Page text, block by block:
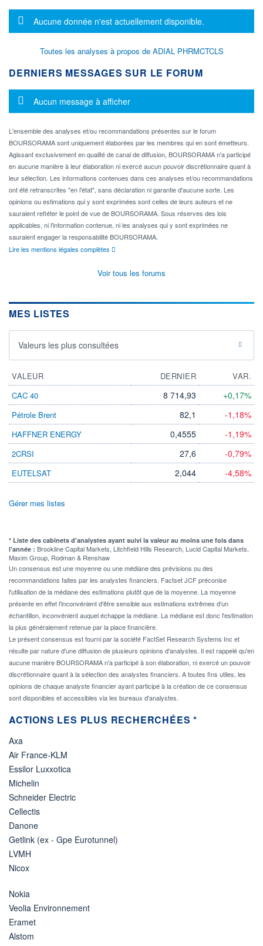
Message d'information
Aucune donnée n'est actuellement disponible.
Toutes les analyses à propos de ADIAL PHRMCTCLS
DERNIERS MESSAGES SUR LE FORUM
Message d'information
Aucun message à afficher
L'ensemble des analyses et/ou recommandations présentes sur le forum
BOURSORAMA sont uniquement élaborées par les membres qui en sont émetteurs.
Agissant exclusivement en qualité de canal de diffusion, BOURSORAMA n'a participé
en aucune manière à leur élaboration ni exercé aucun pouvoir discrétionnaire quant à
leur sélection. Les informations contenues dans ces analyses et/ou recommandations
ont été retranscrites "en l'état", sans déclaration ni garantie d'aucune sorte. Les
opinions ou estimations qui y sont exprimées sont celles de leurs auteurs et ne
sauraient refléter le point de vue de BOURSORAMA. Sous réserves des lois
applicables, ni l'information contenue, ni les analyses qui y sont exprimées ne
sauraient engager la responsabilité BOURSORAMA.
Lire les mentions légales complètes
Voir tous les forums
MES LISTES
Valeurs les plus consultées
VALEUR DERNIER
VAR.
CAC 40
8 714,93 +0,17%
Pétrole Brent 82,1 -1,18%
HAFFNER ENERGY 0,4555 -1,19%
2CRSI 27,6 -0,79%
EUTELSAT 2,044 -4,58%
Gérer mes listes
* Liste des cabinets d'analystes ayant suivi la valeur au moins une fois dans
l'année : Brookline Capital Markets, Litchfield Hills Research, Lucid Capital Markets,
Maxim Group, Rodman & Renshaw
Un consensus est une moyenne ou une médiane des prévisions ou des
recommandations faites par les analystes financiers. Factset JCF préconise
l'utilisation de la médiane des estimations plutôt que de la moyenne. La moyenne
présente en effet l'inconvénient d'être sensible aux estimations extrêmes d'un
échantillon, inconvénient auquel échappe la médiane. La médiane est donc l'estimation
la plus généralement retenue par la place financière.
Le présent consensus est fourni par la société FactSet Research Systems Inc et
résulte par nature d'une diffusion de plusieurs opinions d'analystes. Il est rappelé qu'en
aucune manière BOURSORAMA n'a participé à son élaboration, ni exercé un pouvoir
discrétionnaire quant à la sélection des analystes financiers. A toutes fins utiles, les
opinions de chaque analyste financier ayant participé à la création de ce consensus
sont disponibles et accessibles via les bureaux d'analystes.
ACTIONS LES PLUS RECHERCHÉES *
Axa
Air France-KLM
Essilor Luxxotica
Michelin
Schneider Electric
Cellectis
Danone
Getlink (ex - Gpe Eurotunnel)
LVMH
Nicox
Nokia
Veolia Environnement
Eramet
Alstom